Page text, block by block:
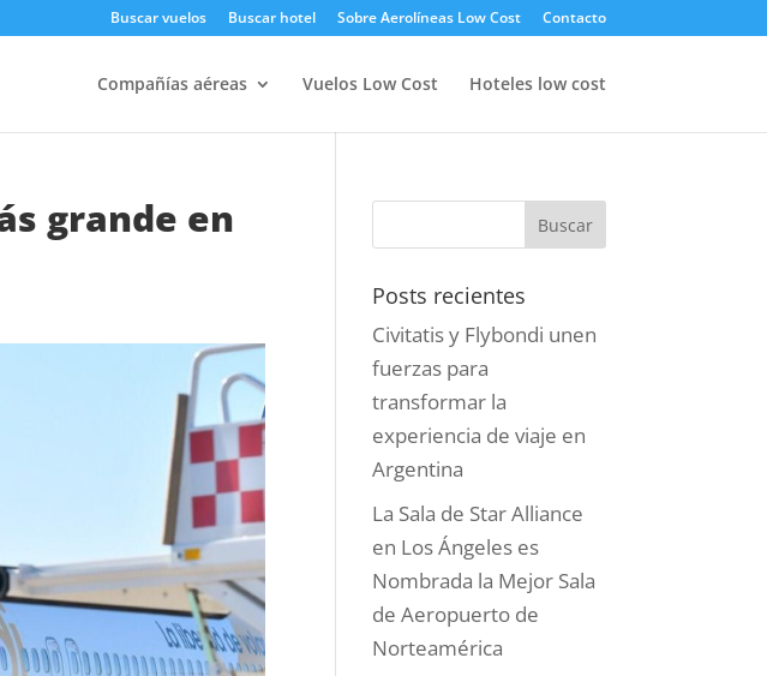
Buscar vuelos Buscar hotel Sobre Aerolíneas Low Cost Contacto
Compañías aéreas Vuelos Low Cost Hoteles low cost
grande en
Posts recientes
Civitatis y Flybondi unen
fuerzas para
transformar la
experiencia de viaje en
Argentina
La Sala de Star Alliance
en Los Ángeles es
Nombrada la Mejor Sala
de Aeropuerto de
Norteamérica